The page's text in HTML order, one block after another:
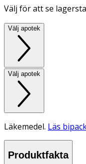
Välj för att se
Välj apotek
Välj apotek
Läkemedel. Läs
Produktfakta